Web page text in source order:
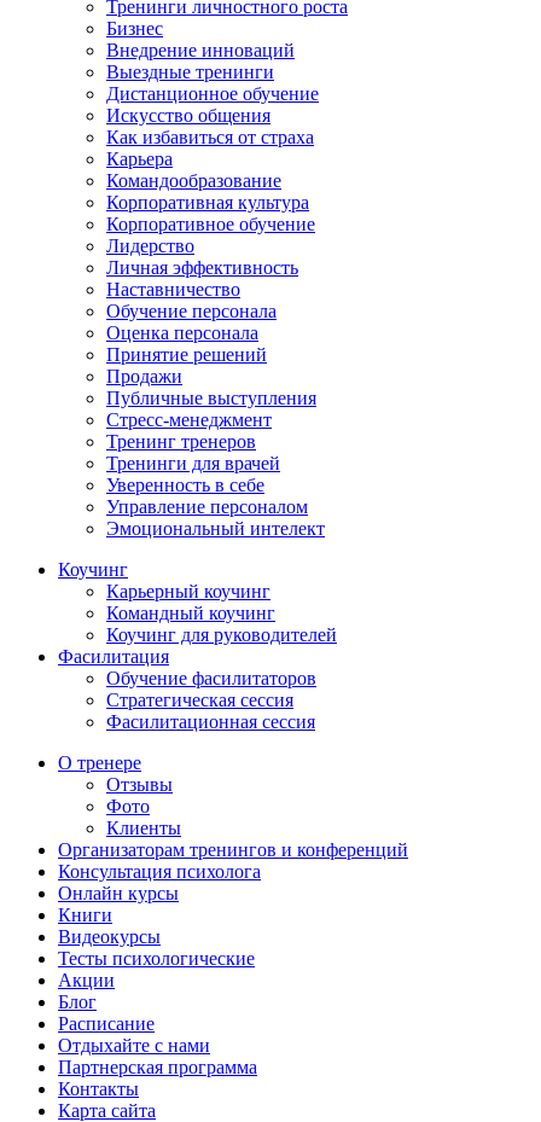
Тренинги личностного роста
Бизнес
Внедрение инноваций
Выездные тренинги
Дистанционное обучение
Искусство общения
Как избавиться от страха
Карьера
Командообразование
Корпоративная культура
Корпоративное обучение
Лидерство
Личная эффективность
Наставничество
Обучение персонала
Оценка персонала
Принятие решений
Продажи
Публичные выступления
Стресс-менеджмент
Тренинг тренеров
Тренинги для врачей
Уверенность в себе
Управление персоналом
Эмоциональный интелект
Коучинг
Карьерный коучинг
Командный коучинг
Коучинг для руководителей
Фасилитация
Обучение фасилитаторов
Стратегическая сессия
Фасилитационная сессия
О тренере
Отзывы
Фото
Клиенты
Организаторам тренингов и конференций
Консультация психолога
Онлайн курсы
Книги
Видеокурсы
Тесты психологические
Акции
Блог
Расписание
Отдыхайте с нами
Партнерская программа
Контакты
Карта сайта